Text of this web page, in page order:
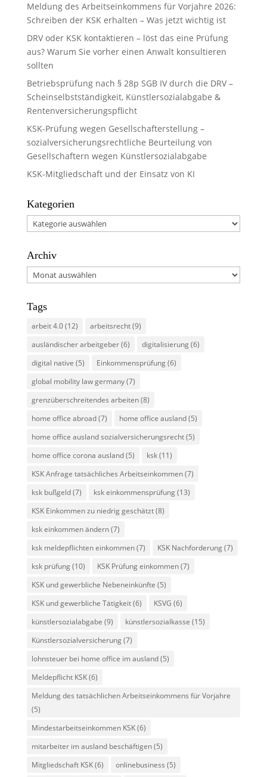
Meldung des Arbeitseinkommens für Vorjahre 2026:
Schreiben der KSK erhalten – Was jetzt wichtig ist
DRV oder KSK kontaktieren – löst das eine Prüfung
aus? Warum Sie vorher einen Anwalt konsultieren
sollten
Betriebsprüfung nach § 28p SGB IV durch die DRV –
Scheinselbstständigkeit, Künstlersozialabgabe &
Rentenversicherungspflicht
KSK-Prüfung wegen Gesellschafterstellung –
sozialversicherungsrechtliche Beurteilung von
Gesellschaftern wegen Künstlersozialabgabe
KSK-Mitgliedschaft und der Einsatz von KI
Kategorien
Kategorien
Archiv
Archiv
Tags
arbeit 4.0(12) arbeitsrecht(9)
ausländischer arbeitgeber(6) digitalisierung(6)
digital native (5) Einkommensprüfung(6)
global mobility law germany(7)
grenzüberschreitendes arbeiten(8)
home office abroad(7) home office ausland(5)
home office ausland sozialversicherungsrecht(5)
home office corona ausland(5) ksk(11)
KSK Anfrage tatsächliches Arbeitseinkommen(7)
ksk bußgeld(7) ksk einkommensprüfung(13)
KSK Einkommen zu niedrig geschätzt(8)
ksk einkommen ändern(7)
ksk meldepflichten einkommen(7) KSK Nachforderung(7)
ksk prüfung(10) KSK Prüfung einkommen(7)
KSK und gewerbliche Nebeneinkünfte (5)
KSK und gewerbliche Tätigkeit(6) KSVG (6)
künstlersozialabgabe (9) künstlersozialkasse (15)
Künstlersozialversicherung(7)
lohnsteuer bei home office im ausland(5)
Meldepflicht KSK(6)
Meldung des tatsächlichen Arbeitseinkommens für Vorjahre
(5)
Mindestarbeitseinkommen KSK(6)
mitarbeiter im ausland beschäftigen(5)
Mitgliedschaft KSK(6) onlinebusiness (5)